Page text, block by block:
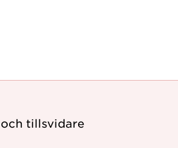
och tillsvidare